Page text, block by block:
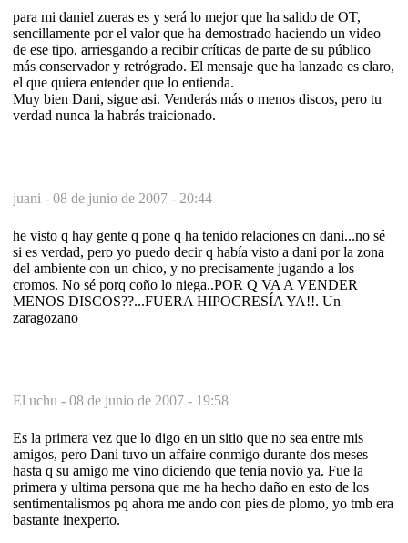
para mi daniel zueras es y será lo mejor que ha salido de OT,
sencillamente por el valor que ha demostrado haciendo un video
de ese tipo, arriesgando a recibir críticas de parte de su público
más conservador y retrógrado. El mensaje que ha lanzado es claro,
el que quiera entender que lo entienda.
Muy bien Dani, sigue asi. Venderás más o menos discos, pero tu
verdad nunca la habrás traicionado.
juani - 08 de junio de 2007 - 20:44
he visto q hay gente q pone q ha tenido relaciones cn dani...no sé
si es verdad, pero yo puedo decir q había visto a dani por la zona
del ambiente con un chico, y no precisamente jugando a los
cromos. No sé porq coño lo niega..POR Q VA A VENDER
MENOS DISCOS??...FUERA HIPOCRESÍA YA!!. Un
zaragozano
El uchu - 08 de junio de 2007 - 19:58
Es la primera vez que lo digo en un sitio que no sea entre mis
amigos, pero Dani tuvo un affaire conmigo durante dos meses
hasta q su amigo me vino diciendo que tenia novio ya. Fue la
primera y ultima persona que me ha hecho daño en esto de los
sentimentalismos pq ahora me ando con pies de plomo, yo tmb era
bastante inexperto.